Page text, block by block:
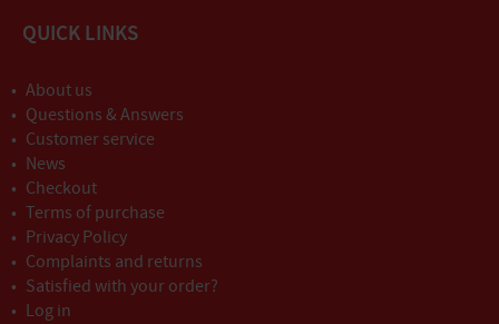
QUICK LINKS
About us
Questions & Answers
Customer service
News
Checkout
Terms of purchase
Privacy Policy
Complaints and returns
Satisfied with your order?
Log in